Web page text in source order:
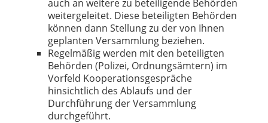
auch an weitere zu beteiligende Behörden
weitergeleitet. Diese beteiligten Behörden
können dann Stellung zu der von Ihnen
geplanten Versammlung beziehen.
Regelmäßig werden mit den beteiligten
Behörden (Polizei, Ordnungsämtern) im
Vorfeld Kooperationsgespräche
hinsichtlich des Ablaufs und der
Durchführung der Versammlung
durchgeführt.